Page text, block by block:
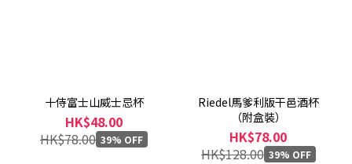
十侍富士山威士忌杯
HK$48.00
HK$78.00 39% OFF
Riedel馬爹利版干邑酒杯
（附盒裝）
HK$78.00
HK$128.00 39% OFF